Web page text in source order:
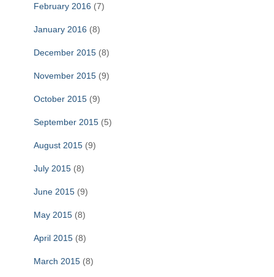
February 2016 (7)
January 2016 (8)
December 2015 (8)
November 2015 (9)
October 2015 (9)
September 2015 (5)
August 2015 (9)
July 2015 (8)
June 2015 (9)
May 2015 (8)
April 2015 (8)
March 2015 (8)